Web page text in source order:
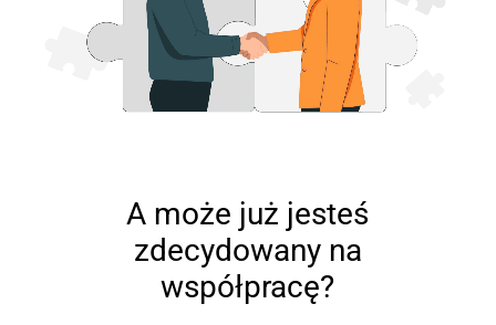
A może już jesteś
zdecydowany na
współpracę?